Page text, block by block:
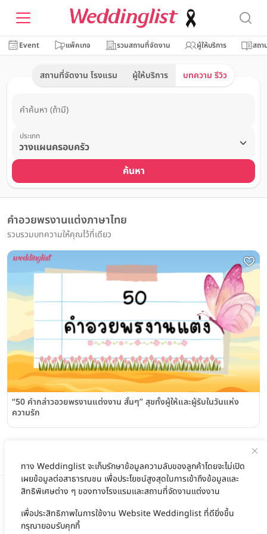
ทาง Weddinglist จะเก็บรักษาข้อมูลความลับของลูกค้าโดยจะไม่เปิด
เผยข้อมูลต่อสาธารณชน เพื่อประโยชน์สูงสุดในการเข้าถึงข้อมูลและ
สิทธิพิเศษต่าง ๆ ของทางโรงแรมและสถานที่จัดงานแต่งงาน
เพื่อประสิทธิภาพในการใช้งาน Website Weddinglist ที่ดียิ่งขึ้น
กรุณายอมรับคุกกี้
Event แพ็คเกจ รวมสถานที่จัดงาน ผู้ให้บริการ สถา
สถานที่จัดงาน โรงแรม ผู้ให้บริการ บทความ รีวิว
คำค้นหา (ถ้ามี)
ประเภท
ค้นหา
คำอวยพรงานแต่งภาษาไทย
รวบรวมบทความให้คุณไว้ที่เดียว
“50 คํากล่าวอวยพรงานแต่งงาน สั้นๆ” สุขทั้งผู้ให้และผู้รับในวันแห่ง
ความรัก
สนับสนุนโดย